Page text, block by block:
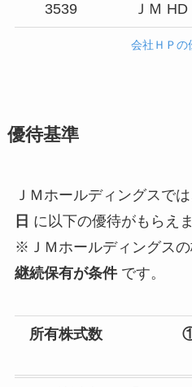
3539 ＪＭ HD
会社ＨＰの
優待基準
ＪＭホールディングスで
日 に以下の優待がもらえま
※ＪＭホールディングスの
継続保有が条件です。
所有株式数